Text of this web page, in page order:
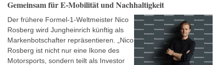
Gemeinsam für E-Mobilität und Nachhaltigkeit
Der frühere Formel-1-Weltmeister Nico
Rosberg wird Jungheinrich künftig als
Markenbotschafter repräsentieren. „Nico
Rosberg ist nicht nur eine Ikone des
Motorsports, sondern teilt als Investor